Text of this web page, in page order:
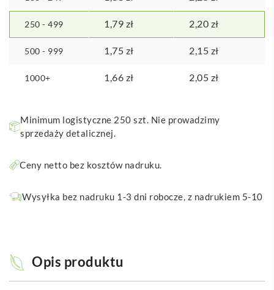
250 - 499 1,79 zł 2,20 zł
500 - 999 1,75 zł 2,15 zł
1000+ 1,66 zł 2,05 zł
Minimum logistyczne 250 szt. Nie prowadzimy
sprzedaży detalicznej.
Ceny netto bez kosztów nadruku.
Wysyłka bez nadruku 1-3 dni robocze, z nadrukiem 5-10
Opis produktu